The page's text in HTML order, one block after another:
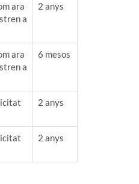
ara
a
2 anys
ara
a
6 mesos
2 anys
2 anys